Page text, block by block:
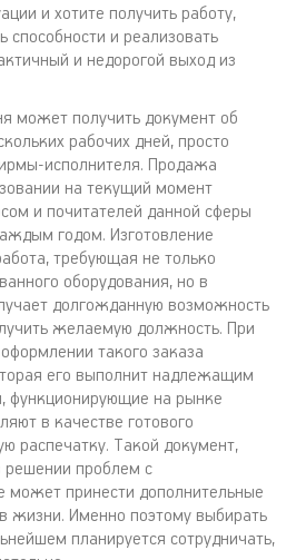
и хотите получить работу,
и реализовать
и недорогой выход из
может получить документ об
рабочих дней, просто
исполнителя. Продажа
на текущий момент
и почитателей данной сферы
годом. Изготовление
требующая не только
оборудования, но в
долгожданную возможность
желаемую должность. При
такого заказа
его выполнит надлежащим
функционирующие на рынке
в качестве готового
распечатку. Такой документ,
проблем с
может принести дополнительные
жизни. Именно поэтому выбирать
планируется сотрудничать,